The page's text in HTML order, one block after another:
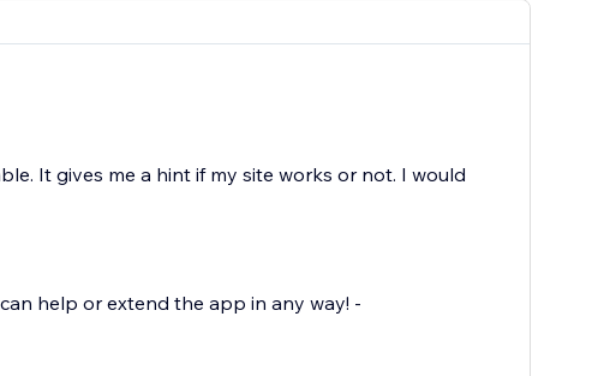
It gives me a hint if my site works or not. I would
help or extend the app in any way! -